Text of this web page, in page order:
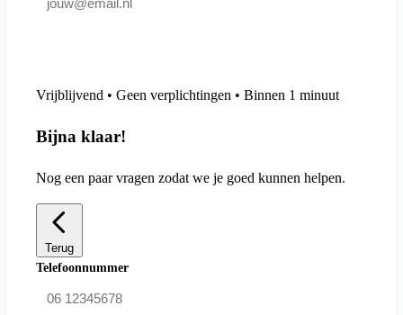
Vrijblijvend • Geen verplichtingen • Binnen 1 minuut
Bijna klaar!
Nog een paar vragen zodat we je goed kunnen helpen.
Terug
Telefoonnummer